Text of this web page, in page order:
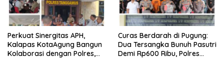
Perkuat Sinergitas APH,
Kalapas KotaAgung Bangun
Kolaborasi dengan Polres,
Curas Berdarah di Pugung:
Dua Tersangka Bunuh Pasutri
Demi Rp600 Ribu, Polres